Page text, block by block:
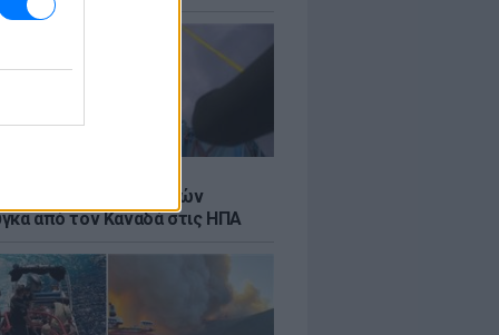
μεταφορά 30 φαλαινών
από τον Καναδά στις ΗΠΑ